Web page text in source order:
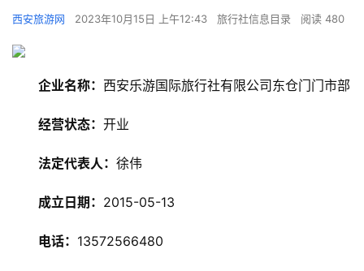
西安旅游网 2023年10月15日 上午12:43 旅行社信息目录 阅读 480
企业名称： 西安乐游国际旅行社有限公司东仓门门市部
经营状态： 开业
法定代表人： 徐伟
成立日期： 2015-05-13
电话： 13572566480